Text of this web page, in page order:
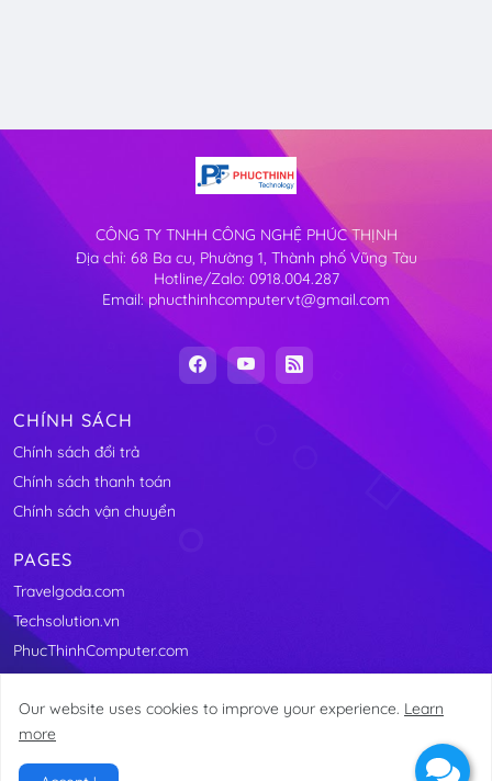
CÔNG TY TNHH CÔNG NGHỆ PHÚC THỊNH
Địa chỉ: 68 Ba cu, Phường 1, Thành phố Vũng Tàu
Hotline/Zalo: 0918.004.287
Email: phucthinhcomputervt@gmail.com
CHÍNH SÁCH
Chính sách đổi trả
Chính sách thanh toán
Chính sách vận chuyển
PAGES
Travelgoda.com
Techsolution.vn
PhucThinhComputer.com
Our website uses cookies to improve your experience. Learn
more